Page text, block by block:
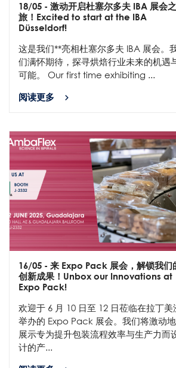
18/05 - 激动开启杜塞尔多夫 IBA 展会之
旅！Excited to start at the IBA
Düsseldorf!
这是我们**亮相杜塞尔多夫 IBA 展会。
们满怀期待，探寻烘焙行业未来的机遇
可能。 Our first time exhibiting ...
阅读更多
16/05 - 来 Expo Pack 展会，解锁我们
创新成果！Unbox our Innovations at
Expo Pack!
欢迎于 6 月 10 日至 12 日莅临在拉丁美
举办的 Expo Pack 展会。我们将激动地
展示专为提升包装流程效率与生产力而
计的产...